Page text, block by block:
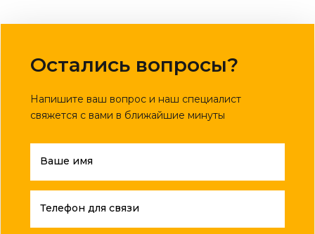
Остались вопросы?
Напишите ваш вопрос и наш специалист
свяжется с вами в ближайшие минуты
Ваше имя
Телефон для связи